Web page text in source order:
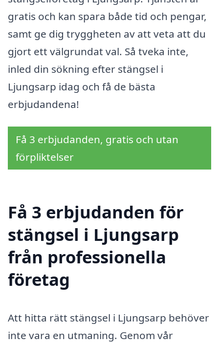
gratis och kan spara både tid och pengar,
samt ge dig tryggheten av att veta att du
gjort ett välgrundat val. Så tveka inte,
inled din sökning efter stängsel i
Ljungsarp idag och få de bästa
erbjudandena!
Få 3 erbjudanden, gratis och utan
förpliktelser
Få 3 erbjudanden för
stängsel i Ljungsarp
från professionella
företag
Att hitta rätt stängsel i Ljungsarp behöver
inte vara en utmaning. Genom vår